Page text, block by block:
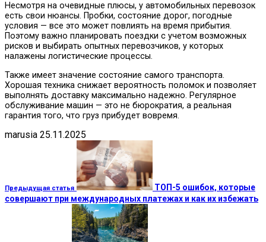
Несмотря на очевидные плюсы, у автомобильных перевозок
есть свои нюансы. Пробки, состояние дорог, погодные
условия — все это может повлиять на время прибытия.
Поэтому важно планировать поездки с учетом возможных
рисков и выбирать опытных перевозчиков, у которых
налажены логистические процессы.
Также имеет значение состояние самого транспорта.
Хорошая техника снижает вероятность поломок и позволяет
выполнять доставку максимально надежно. Регулярное
обслуживание машин — это не бюрократия, а реальная
гарантия того, что груз прибудет вовремя.
marusia 25.11.2025
Предыдущая статья
ТОП-5 ошибок, которые
совершают при международных платежах и как их избежать